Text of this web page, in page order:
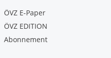
ÖVZ E-Paper
Abonnement
ÖVZ EDITION